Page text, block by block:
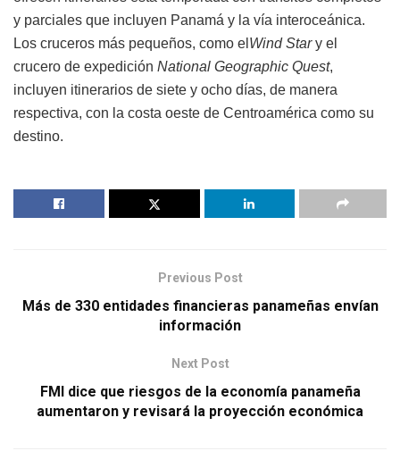
y parciales que incluyen Panamá y la vía interoceánica.
Los cruceros más pequeños, como el Wind Stary el
crucero de expedición National Geographic Quest,
incluyen itinerarios de siete y ocho días, de manera
respectiva, con la costa oeste de Centroamérica como su
destino.
Previous Post
Más de 330 entidades financieras panameñas envían
información
Next Post
FMI dice que riesgos de la economía panameña
aumentaron y revisará la proyección económica